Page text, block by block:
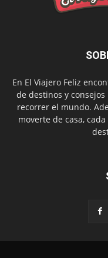
En El Viajero Feliz
de destinos y
recorrer el mundo.
moverte de casa,